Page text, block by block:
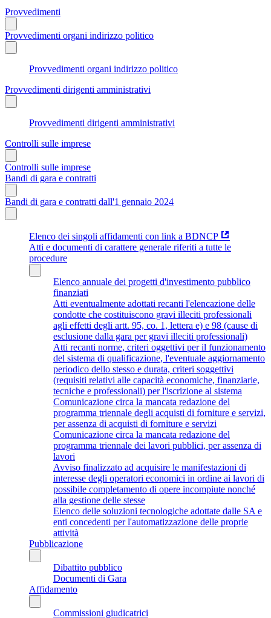
Provvedimenti
Provvedimenti organi indirizzo politico
Provvedimenti organi indirizzo politico
Provvedimenti dirigenti amministrativi
Provvedimenti dirigenti amministrativi
Controlli sulle imprese
Controlli sulle imprese
Bandi di gara e contratti
Bandi di gara e contratti dall'1 gennaio 2024
Elenco dei singoli affidamenti con link a BDNCP
Atti e documenti di carattere generale riferiti a tutte le
procedure
Elenco annuale dei progetti d'investimento pubblico
finanziati
Atti eventualmente adottati recanti l'elencazione delle
condotte che costituiscono gravi illeciti professionali
agli effetti degli artt. 95, co. 1, lettera e) e 98 (cause di
esclusione dalla gara per gravi illeciti professionali)
Atti recanti norme, criteri oggettivi per il funzionamento
del sistema di qualificazione, l'eventuale aggiornamento
periodico dello stesso e durata, criteri soggettivi
(requisiti relativi alle capacità economiche, finanziarie,
tecniche e professionali) per l'iscrizione al sistema
Comunicazione circa la mancata redazione del
programma triennale degli acquisti di forniture e servizi,
per assenza di acquisti di forniture e servizi
Comunicazione circa la mancata redazione del
programma triennale dei lavori pubblici, per assenza di
lavori
Avviso finalizzato ad acquisire le manifestazioni di
interesse degli operatori economici in ordine ai lavori di
possibile completamento di opere incompiute nonché
alla gestione delle stesse
Elenco delle soluzioni tecnologiche adottate dalle SA e
enti concedenti per l'automatizzazione delle proprie
attività
Pubblicazione
Dibattito pubblico
Documenti di Gara
Affidamento
Commissioni giudicatrici